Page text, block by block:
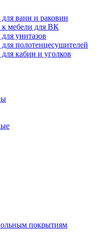
ванн и раковин
мебели для ВК
унитазов
полотенцесушителей
кабин и уголков
покрытиям